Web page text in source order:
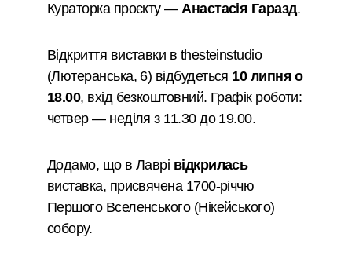
Кураторка проєкту —Анастасія Гаразд.
Відкриття виставки в thesteinstudio
(Лютеранська, 6) відбудеться 10 липня о
18.00, вхід безкоштовний. Графік роботи:
четвер — неділя з 11.30 до 19.00.
Додамо, що в Лаврі відкрилась
виставка, присвячена 1700-річчю
Першого Вселенського (Нікейського)
собору.